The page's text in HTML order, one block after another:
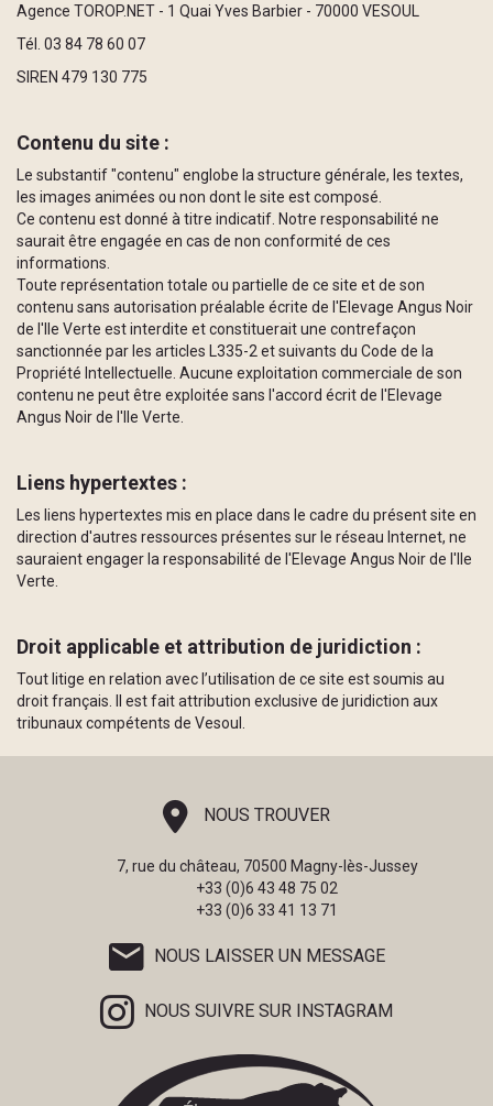
Agence TOROP.NET - 1 Quai Yves Barbier - 70000 VESOUL
Tél. 03 84 78 60 07
SIREN 479 130 775
Contenu du site :
Le substantif "contenu" englobe la structure générale, les textes,
les images animées ou non dont le site est composé.
Ce contenu est donné à titre indicatif. Notre responsabilité ne
saurait être engagée en cas de non conformité de ces
informations.
Toute représentation totale ou partielle de ce site et de son
contenu sans autorisation préalable écrite de l'Elevage Angus Noir
de l'Ile Verte est interdite et constituerait une contrefaçon
sanctionnée par les articles L335-2 et suivants du Code de la
Propriété Intellectuelle. Aucune exploitation commerciale de son
contenu ne peut être exploitée sans l'accord écrit de l'Elevage
Angus Noir de l'Ile Verte.
Liens hypertextes :
Les liens hypertextes mis en place dans le cadre du présent site en
direction d'autres ressources présentes sur le réseau Internet, ne
sauraient engager la responsabilité de l'Elevage Angus Noir de l'Ile
Verte.
Droit applicable et attribution de juridiction :
Tout litige en relation avec l’utilisation de ce site est soumis au
droit français. Il est fait attribution exclusive de juridiction aux
tribunaux compétents de Vesoul.
NOUS TROUVER
7, rue du château, 70500 Magny-lès-Jussey
+33 (0)6 43 48 75 02
+33 (0)6 33 41 13 71
NOUS LAISSER UN MESSAGE
NOUS SUIVRE SUR INSTAGRAM